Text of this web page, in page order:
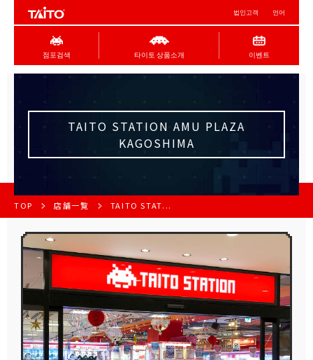
법인고객 언어
점포검색 타이토 상품소개 이벤트
TAITO STATION AMU PLAZA
KAGOSHIMA
TOP 店舗一覧 TAITO STAT...